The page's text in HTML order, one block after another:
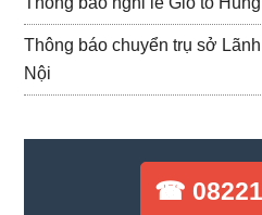
Thông báo chuyển trụ sở
Nội
☎